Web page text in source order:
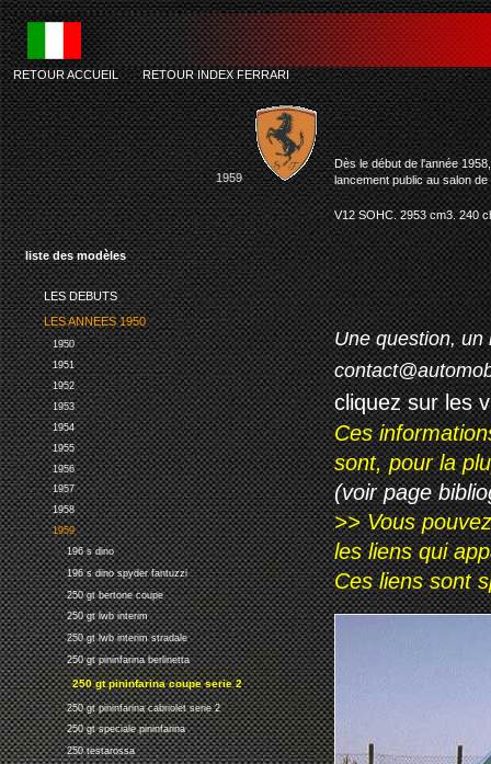
liste des modèles
LES DEBUTS
LES ANNEES 1950
1950
1951
1952
1953
1954
1955
1956
1957
1958
1959
196 s dino
196 s dino spyder fantuzzi
250 gt bertone coupe
250 gt lwb interim
250 gt lwb interim stradale
250 gt pininfarina berlinetta
250 gt pininfarina coupe serie 2
250 gt pininfarina cabriolet serie 2
250 gt speciale pininfarina
250 testarossa
ferrari
RETOUR ACCUEIL-RETOUR INDEX FERRARI
1959
Dès le début de l'année
lancement public au salon
V12 SOHC. 2953 cm3. 240
Une question, un
cliquez sur les
Ces
sont, pour la
(voir page
>> Vous
les liens qui
Ces liens sont